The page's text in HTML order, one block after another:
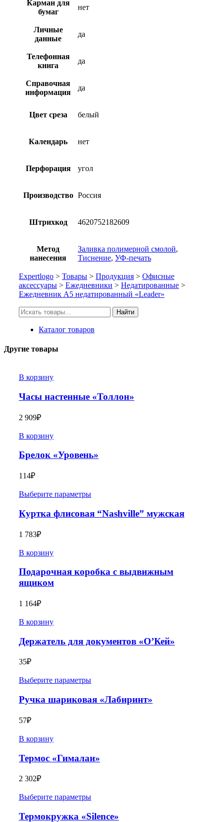
Карман для
бумаг
нет
Личные
данные
да
Телефонная
книга
да
Справочная
информация
да
Цвет среза белый
Календарь нет
Перфорация угол
Производство Россия
Штрихкод 4620752182609
Метод
нанесения
Заливка полимерной смолой,
Тиснение, УФ-печать
Expertlogo > Товары > Продукция > Офисные
аксессуары > Ежедневники > Недатированные >
Ежедневник А5 недатированный «Leader»
Искать:
Найти
Каталог товаров
Другие товары
В корзину
Часы настенные «Толлон»
2 909₽
В корзину
Брелок «Уровень»
114₽
Выберите параметры
Куртка флисовая “Nashville” мужская
1 783₽
В корзину
Подарочная коробка с выдвижным
ящиком
1 164₽
В корзину
Держатель для документов «О’Кей»
35₽
Выберите параметры
Ручка шариковая «Лабиринт»
57₽
В корзину
Термос «Гималаи»
2 302₽
Выберите параметры
Термокружка «Silence»